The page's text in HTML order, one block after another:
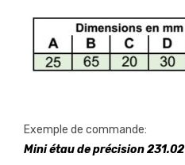
Exemple de commande:
Mini étau de précision 231.02